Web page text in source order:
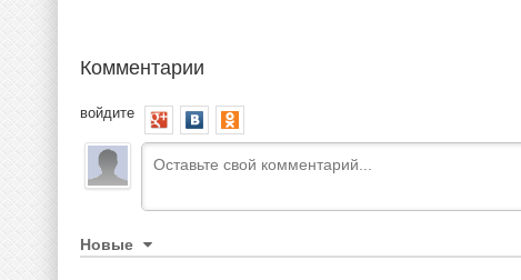
Комментарии
войдите
Новые